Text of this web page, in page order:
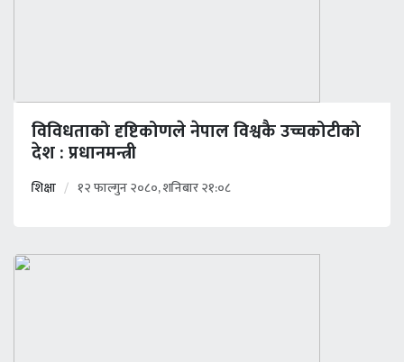
विविधताको दृष्टिकोणले नेपाल विश्वकै उच्चकोटीको
देश : प्रधानमन्त्री
शिक्षा १२ फाल्गुन २०८०, शनिबार २१:०८